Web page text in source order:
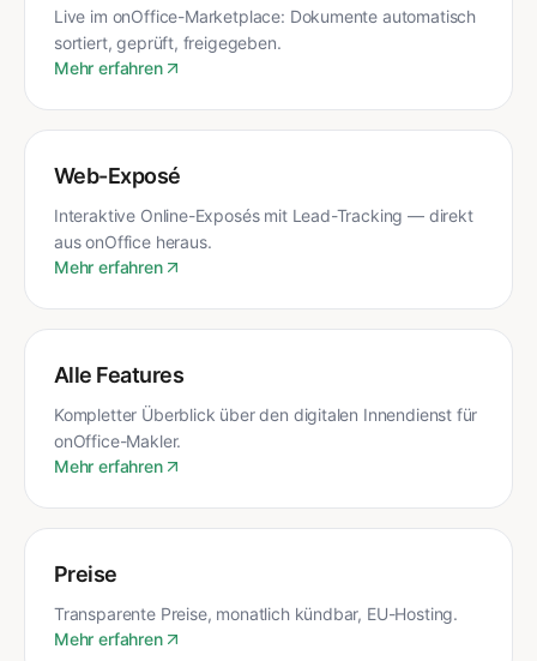
Live im onOffice-Marketplace: Dokumente automatisch
sortiert, geprüft, freigegeben.
Mehr erfahren
Web-Exposé
Interaktive Online-Exposés mit Lead-Tracking — direkt
aus onOffice heraus.
Mehr erfahren
Alle Features
Kompletter Überblick über den digitalen Innendienst für
onOffice-Makler.
Mehr erfahren
Preise
Transparente Preise, monatlich kündbar, EU-Hosting.
Mehr erfahren